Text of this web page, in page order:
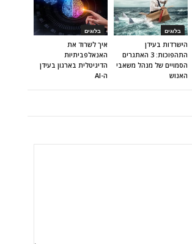
בלוגים
איך לשרוד את
האנאלפביתיוּת
הדיגיטלית בארגון בעידן
ה-AI
בלוגים
הישרדות בעידן
התהפוכות: 3 האתגרים
הסמויים של מנהל משאבי
האנוש